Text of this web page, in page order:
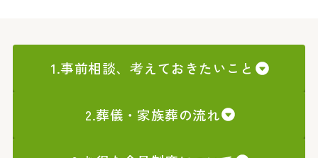
1.事前相談、考えておきたいこと
2.葬儀・家族葬の流れ